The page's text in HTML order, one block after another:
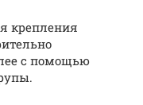
крепления
с помощью